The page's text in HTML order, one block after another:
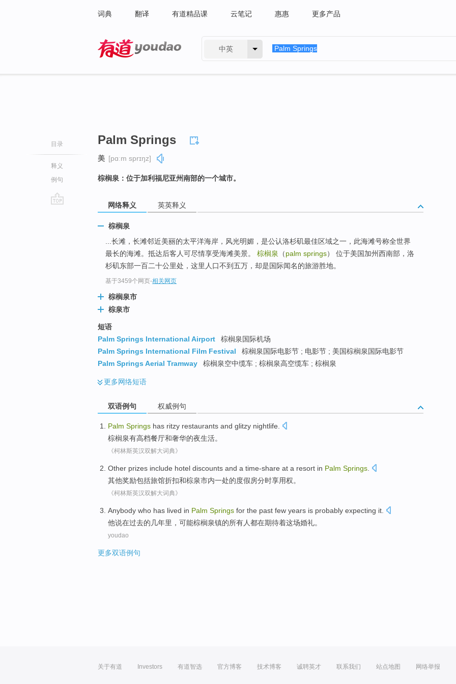
词典 翻译 有道精品课 云笔记 惠惠 更多产品
中英
目录
释义
例句
Palm Springs
美 [pɑːm sprɪŋz]
棕榈泉：位于加利福尼亚州南部的一个城市。
网络释义 英英释义
棕榈泉
...长滩，长滩邻近美丽的太平洋海岸，风光明媚，是公认洛杉矶最佳区域之一，此海滩号称全世界
最长的海滩。抵达后客人可尽情享受海滩美景。 棕榈泉 （palm springs） 位于美国加州西南部，洛
杉矶东部一百二十公里处，这里人口不到五万，却是国际闻名的旅游胜地。
基于3459个网页-相关网页
棕榈泉市
棕泉市
短语
Palm Springs International Airport
棕榈泉国际机场
Palm Springs International Film Festival
棕榈泉国际电影节 ; 电影节 ; 美国棕榈泉国际电影节
Palm Springs Aerial Tramway
棕榈泉空中缆车 ; 棕榈泉高空缆车 ; 棕榈泉
更多网络短语
双语例句 权威例句
Palm Springs has ritzy restaurants and glitzy nightlife.
棕榈泉有高档餐厅和奢华的夜生活。
《柯林斯英汉双解大词典》
Other prizes include hotel discounts and a time-share at a resort in Palm Springs
其他奖励包括旅馆折扣和棕泉市内一处的度假房分时享用权。
《柯林斯英汉双解大词典》
Anybody who has lived in Palm Springs for the past few years is probably expecting it.
他说在过去的 几年里，可能棕榈泉镇的所有人都在期待着这场婚礼。
youdao
更多双语例句
关于有道 Investors 有道智选 官方博客 技术博客 诚聘英才 联系我们 站点地图 网络举报